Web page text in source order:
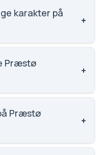
karakter på
+
Privatskole er
Præstø
+
6141 7119. Adresse:
4, 4720 Præstø.
Præstø
+
for Præstø